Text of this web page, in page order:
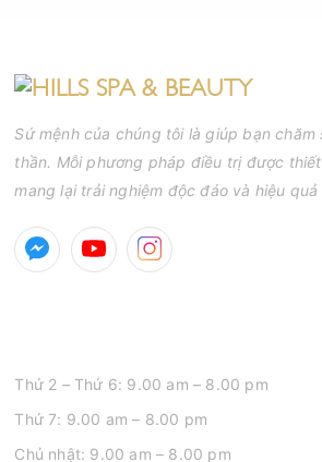
Sứ mệnh của chúng tôi là giúp bạn chăm
thần. Mỗi phương pháp điều trị được
mang lại trải nghiệm độc đáo và hiệu quả
Thứ 2 – Thứ 6: 9.00 am – 8.00 pm
Thứ 7: 9.00 am – 8.00 pm
Chủ nhật: 9.00 am – 8.00 pm